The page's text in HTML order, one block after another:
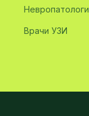
Невропатологи
Врачи УЗИ